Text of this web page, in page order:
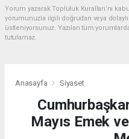
Yorum yazarak Topluluk Kuralları’nı
yorumunuzla ilgili doğrudan veya
üstleniyorsunuz. Yazılan tüm
tutulamaz.
Anasayfa Siyaset
Mayıs Emek